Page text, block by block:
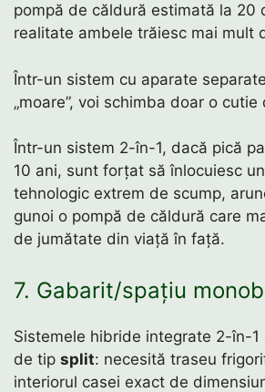
pompă de căldură estimată la 20
realitate ambele trăiesc mai mult
Într-un sistem cu aparate
„moare”, voi schimba doar o
Într-un sistem 2-în-1, dacă pică
10 ani, sunt forțat să înlocuiesc
tehnologic extrem de scump,
gunoi o pompă de căldură care
de jumătate din viață în față.
7. Gabarit/spațiu
Sistemele hibride integrate 2-în-1
de tip split: necesită traseu
interiorul casei exact de